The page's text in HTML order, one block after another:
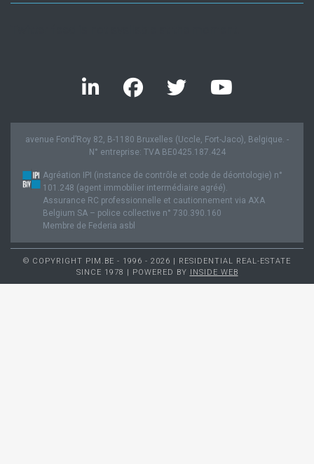
avenue Fond’Roy 82, B-1180 Bruxelles (Uccle, Fort-Jaco), Belgique. -
N° entreprise: TVA BE0425.187.424
Agréation IPI (instance de contrôle et code de déontologie) n°
101.248 (agent immobilier intermédiaire agréé).
Assurance RC professionnelle et cautionnement via AXA
Belgium SA – police collective n° 730.390.160
Membre de Federia asbl
© COPYRIGHT PIM.BE - 1996 - 2026 | RESIDENTIAL REAL-ESTATE
SINCE 1978 | POWERED BY INSIDE WEB